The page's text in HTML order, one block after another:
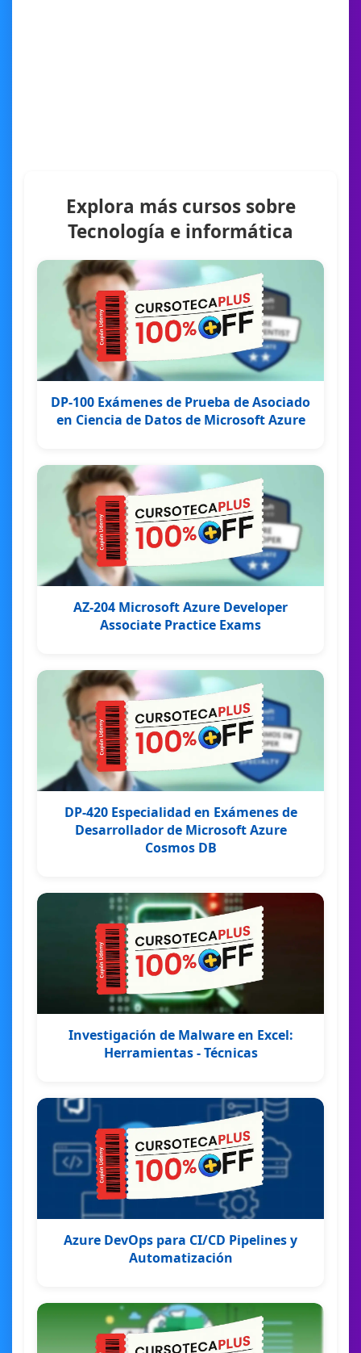
Explora más cursos sobre
Tecnología e informática
DP-100 Exámenes de Prueba de Asociado
en Ciencia de Datos de Microsoft Azure
AZ-204 Microsoft Azure Developer
Associate Practice Exams
DP-420 Especialidad en Exámenes de
Desarrollador de Microsoft Azure
Cosmos DB
Investigación de Malware en Excel:
Herramientas - Técnicas
Azure DevOps para CI/CD Pipelines y
Automatización